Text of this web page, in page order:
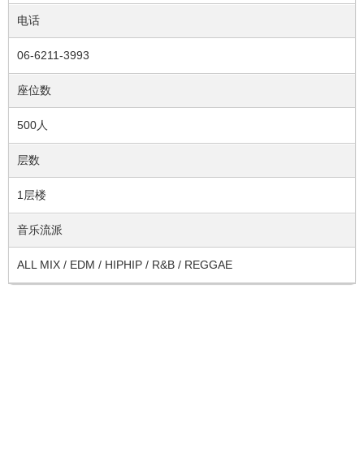
电话
06-6211-3993
座位数
500人
层数
1层楼
音乐流派
ALL MIX / EDM / HIPHIP / R&B / REGGAE